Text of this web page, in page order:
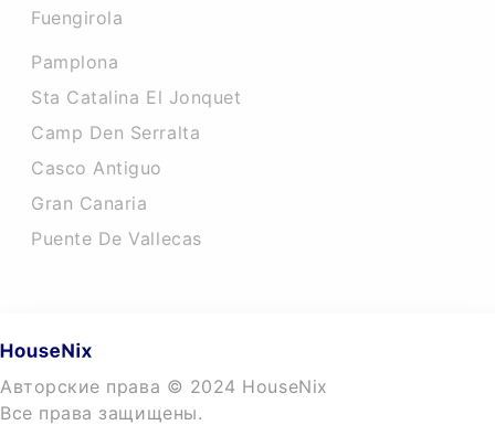
Fuengirola
Pamplona
Sta Catalina El Jonquet
Camp Den Serralta
Casco Antiguo
Gran Canaria
Puente De Vallecas
Авторские права © 2024 HouseNix
Все права защищены.